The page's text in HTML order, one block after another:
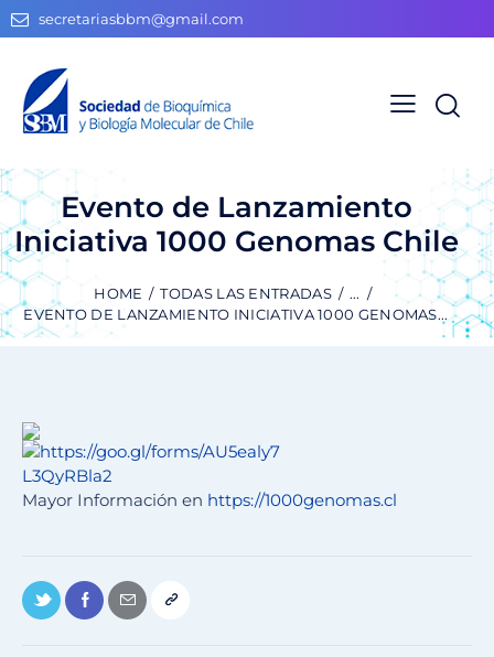
secretariasbbm@gmail.com
Evento de Lanzamiento
Iniciativa 1000 Genomas Chile
HOME TODAS LAS ENTRADAS
...
EVENTO DE LANZAMIENTO INICIATIVA 1000 GENOMAS...
Mayor Información en https://1000genomas.cl